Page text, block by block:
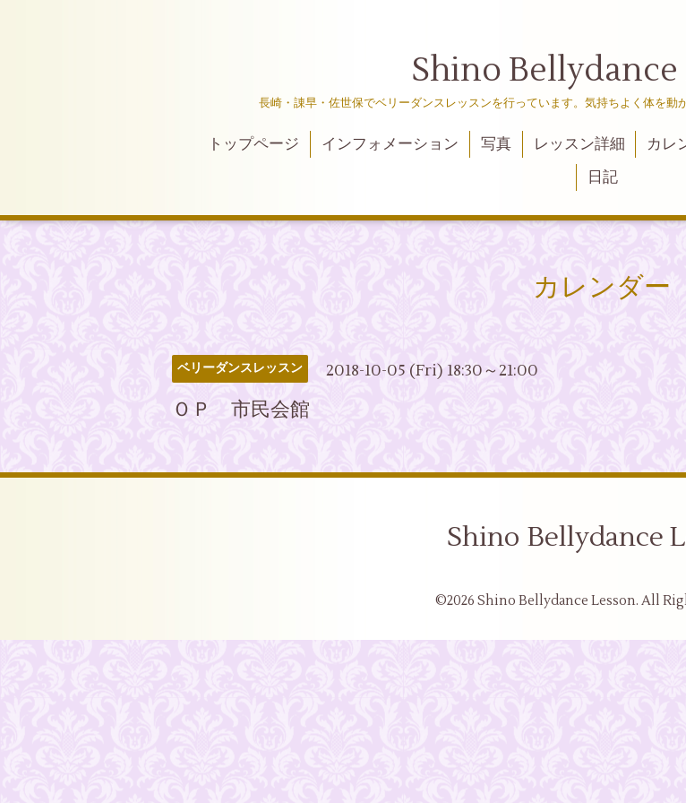
Shino Bellydance
長崎・諌早・佐世保でベリーダンスレッスンを行っています。気持ちよく体を動
トップページ インフォメーション 写真 レッスン詳細 カレ
日記
カレンダー
ベリーダンスレッスン 2018-10-05 (Fri) 18:30～21:00
ＯＰ 市民会館
Shino Bellydance
©2026 Shino Bellydance Lesson. All